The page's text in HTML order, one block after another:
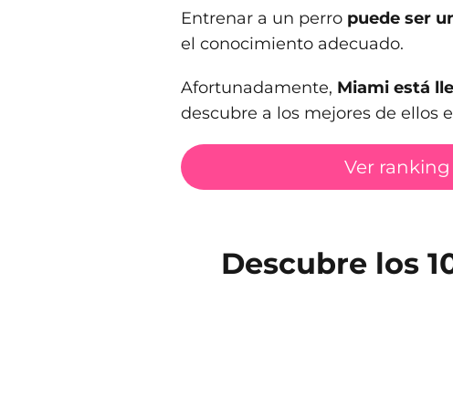
Entrenar a un perro puede ser
el conocimiento adecuado.
Afortunadamente, Miami está
descubre a los mejores de ellos
Ver ranking
Descubre los